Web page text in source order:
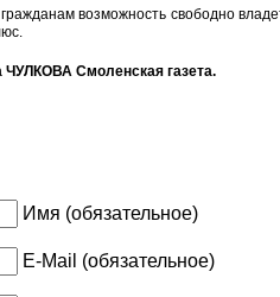
возможность свободно
газета.
Имя (обязательное)
E-Mail (обязательное)